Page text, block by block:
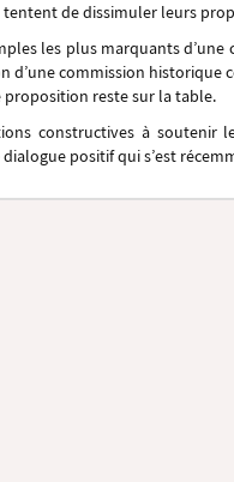
de dissimuler leurs
les plus marquants
d’une commission historique
proposition reste sur la table.
constructives à soutenir
positif qui s’est